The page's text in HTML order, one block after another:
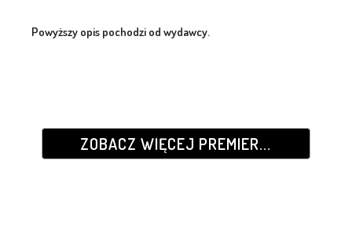
Powyższy opis pochodzi od wydawcy.
ZOBACZ WIĘCEJ PREMIER...